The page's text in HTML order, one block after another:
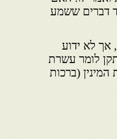
דברים ששמע
אך לא ידוע
לומר עשרת
(ברכות